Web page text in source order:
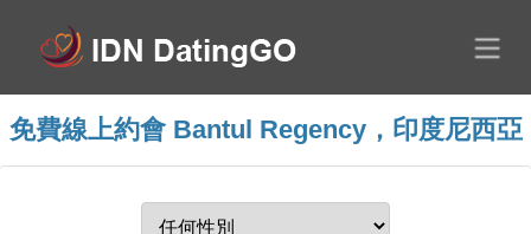
免費線上約會 Bantul Regency，印度尼西亞